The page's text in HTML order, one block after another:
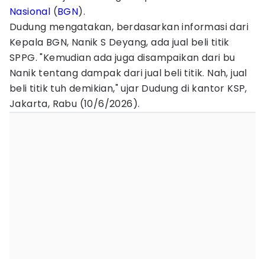
Nasional (BGN).
Dudung mengatakan, berdasarkan informasi dari
Kepala BGN, Nanik S Deyang, ada jual beli titik
SPPG. "Kemudian ada juga disampaikan dari bu
Nanik tentang dampak dari jual beli titik. Nah, jual
beli titik tuh demikian," ujar Dudung di kantor KSP,
Jakarta, Rabu (10/6/2026).